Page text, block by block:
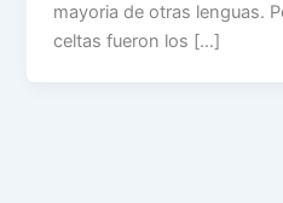
mayoria de otras lenguas.
celtas fueron los […]